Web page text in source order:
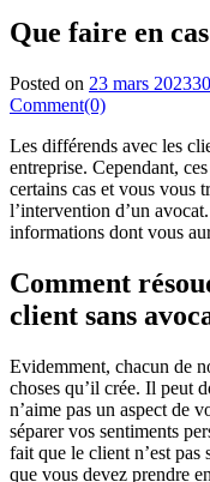
Que faire en
Posted on 23 mars 2023
Comment(0)
Les différends avec les
entreprise. Cependant,
certains cas et vous vous
l’intervention d’un
informations dont vous
Comment
client sans
Evidemment, chacun de
choses qu’il crée. Il peut
n’aime pas un aspect de
séparer vos sentiments
fait que le client n’est pas
que vous devez prendre